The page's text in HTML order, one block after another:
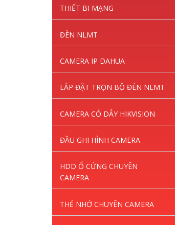
THIẾT BI MẠNG
ĐÈN NLMT
CAMERA IP DAHUA
LẮP ĐẶT TRỌN BỘ ĐÈN NLMT
CAMERA CÓ DÂY HIKVISION
ĐẦU GHI HÌNH CAMERA
HDD Ổ CỨNG CHUYÊN
CAMERA
THẺ NHỚ CHUYÊN CAMERA